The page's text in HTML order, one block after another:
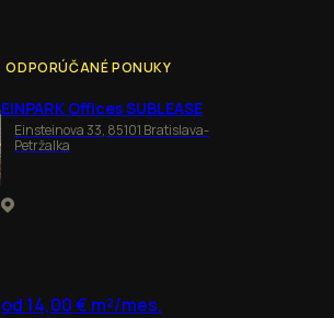
ODPORÚČANÉ PONUKY
EINPARK Offices SUBLEASE
Einsteinova 33, 85101 Bratislava-
Petržalka
od 14,00 € m²/mes.